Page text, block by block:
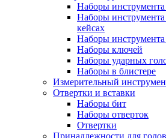
Наборы
Наборы
кейсах
Наборы
Наборы ключей
Наборы ударных
Наборы в блистере
Измерительный
Отвертки и вставки
Наборы бит
Наборы отверток
Отвертки
Принадлежности для